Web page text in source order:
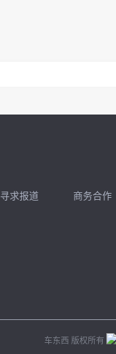
寻求报道 商务合作
车东西 版权所有